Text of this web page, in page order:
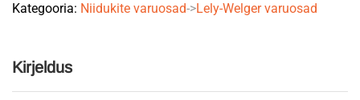
Kategooria: Niidukite varuosad->Lely-Welger varuosad
Kirjeldus